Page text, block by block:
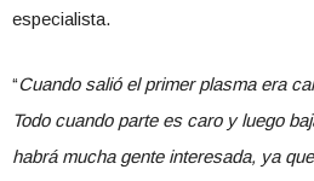
especialista.
“Cuando salió el primer plasma era
Todo cuando parte es caro y luego
habrá mucha gente interesada, ya